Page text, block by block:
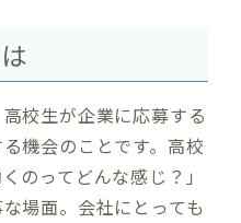
校生が企業に応募する
機会のことです。高校
のってどんな感じ？」
場面。会社にとっても